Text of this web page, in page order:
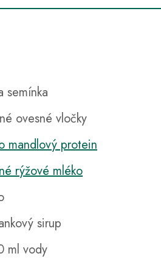
semínka
ovesné vločky
mandlový protein
rýžové mléko
sirup
ml vody